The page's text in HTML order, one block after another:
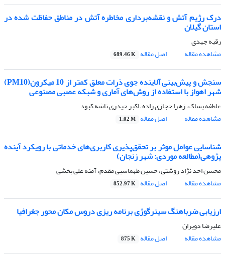
درک رژیم آتش و نقشه‌برداری مخاطره آتش در مناطق حفاظت شده در
استان گیلان
رقیه جهدی
مشاهده مقاله
اصل مقاله 689.46 K
سنجش و پیش‌بینی آلاینده جوی ذرات معلق کمتر از 10 میکرون(PM10)
شهر اهواز با استفاده از روش‌های آماری و شبکه عصبی مصنوعی
عاطفه بساک، زهرا حجازی زاده، اکبر حیدری تاشه کبود
مشاهده مقاله
اصل مقاله 1.02 M
شناسایی عوامل موثر بر تحقق‌پذیری کاربری‌های خدماتی با رویکرد آینده
پژوهی(مطالعه موردی: شهر زنجان)
محسن احد نژاد روشتی، حسین طهماسبی مقدم، آمنه علی بخشی
مشاهده مقاله
اصل مقاله 852.97 K
ارزیابی ضرباهنگ سینرگوژی برنامه ریزی دروس مکان محور جغرافیا
علیرضا دویران
مشاهده مقاله
اصل مقاله 875 K